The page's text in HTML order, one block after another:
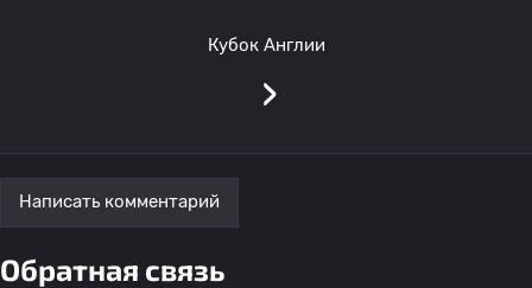
Кубок Англии
›
Написать комментарий
Обратная связь